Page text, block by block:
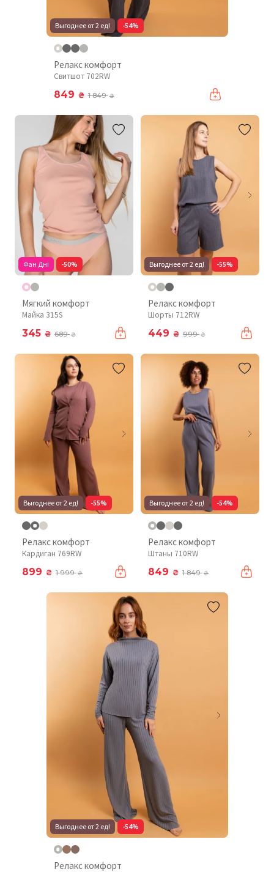
Выгоднее от 2 ед! -54%
Релакс комфорт
Свитшот 702RW
849 ₴ 1 849₴
Фан Дні -50%
Мягкий комфорт
Майка 315S
345 ₴ 689₴
Выгоднее от 2 ед! -55%
Релакс комфорт
Шорты 712RW
449 ₴ 999₴
Выгоднее от 2 ед! -55%
Релакс комфорт
Кардиган 769RW
899 ₴ 1 999₴
Выгоднее от 2 ед! -54%
Релакс комфорт
Штаны 710RW
849 ₴ 1 849₴
Выгоднее от 2 ед! -54%
Релакс комфорт